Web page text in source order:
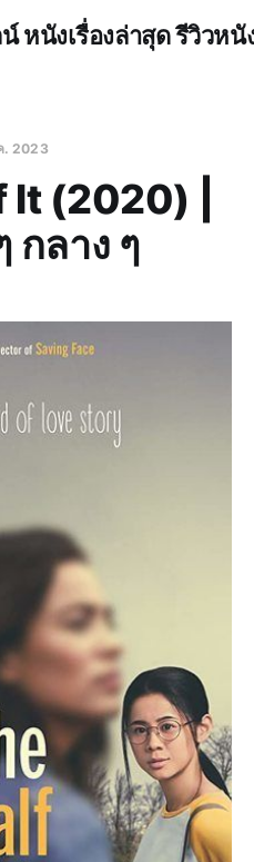
หนังเรื่องล่าสุด รีวิวหนั
. 2023
(2020) |
กลาง ๆ